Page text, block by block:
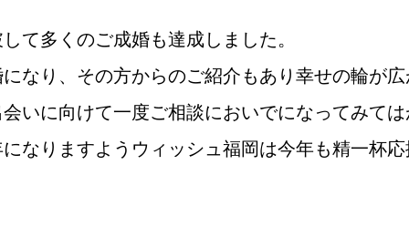
婚までの流れ 親御様から始める
て多くのご成婚も達成しました。
なり、その方からのご紹介もあり幸せの輪が
いに向けて一度ご相談においでになってみて
なりますようウィッシュ福岡は今年も精一杯